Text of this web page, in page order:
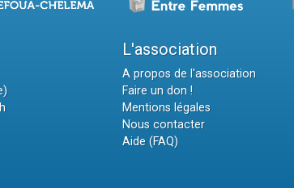
L'association
A propos de l'association
Faire un don !
Mentions légales
Nous contacter
Aide (FAQ)